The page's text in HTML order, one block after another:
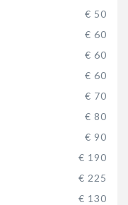
€ 50
€ 60
€ 60
€ 60
€ 70
€ 80
€ 90
€ 190
€ 225
€ 130